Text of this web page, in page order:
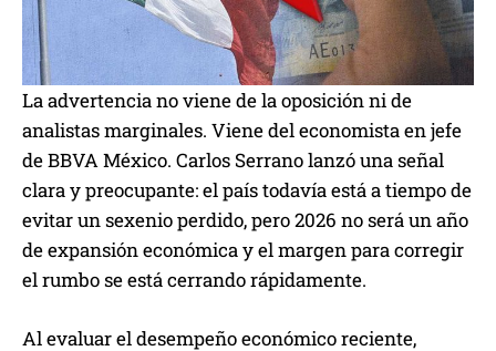
La advertencia no viene de la oposición ni de
analistas marginales. Viene del economista en jefe
de BBVA México. Carlos Serrano lanzó una señal
clara y preocupante: el país todavía está a tiempo de
evitar un sexenio perdido, pero 2026 no será un año
de expansión económica y el margen para corregir
el rumbo se está cerrando rápidamente.
Al evaluar el desempeño económico reciente,